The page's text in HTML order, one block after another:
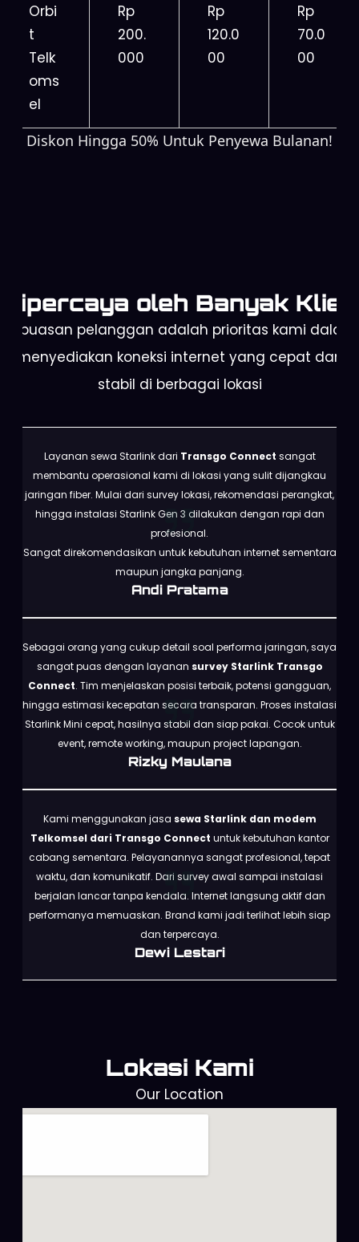
Orbi
t
Telk
oms
el
Rp
200.
000
Rp
120.0
00
Rp
70.0
00
Diskon Hingga 50% Untuk Penyewa Bulanan!
Dipercaya oleh Banyak Klien
Kepuasan pelanggan adalah prioritas kami dalam
menyediakan koneksi internet yang cepat dan
stabil di berbagai lokasi
Layanan sewa Starlink dari Transgo Connect sangat
membantu operasional kami di lokasi yang sulit dijangkau
jaringan fiber. Mulai dari survey lokasi, rekomendasi perangkat,
hingga instalasi Starlink Gen 3 dilakukan dengan rapi dan
profesional.
Sangat direkomendasikan untuk kebutuhan internet sementara
maupun jangka panjang.
Andi Pratama
Sebagai orang yang cukup detail soal performa jaringan, saya
sangat puas dengan layanan survey Starlink Transgo
Connect. Tim menjelaskan posisi terbaik, potensi gangguan,
hingga estimasi kecepatan secara transparan. Proses instalasi
Starlink Mini cepat, hasilnya stabil dan siap pakai. Cocok untuk
event, remote working, maupun project lapangan.
Rizky Maulana
Kami menggunakan jasa sewa Starlink dan modem
Telkomsel dari Transgo Connect untuk kebutuhan kantor
cabang sementara. Pelayanannya sangat profesional, tepat
waktu, dan komunikatif. Dari survey awal sampai instalasi
berjalan lancar tanpa kendala. Internet langsung aktif dan
performanya memuaskan. Brand kami jadi terlihat lebih siap
dan terpercaya.
Dewi Lestari
Lokasi Kami
Our Location